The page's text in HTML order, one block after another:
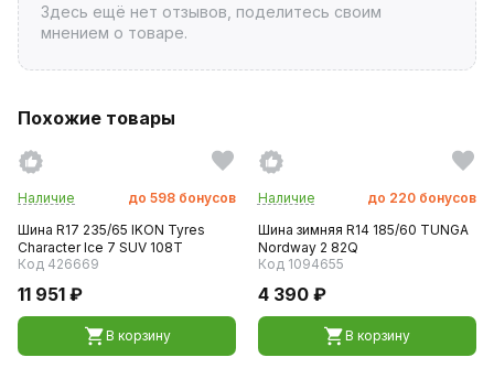
Здесь ещё нет отзывов, поделитесь своим
мнением о товаре.
Похожие товары
Наличие до 598 бонусов
Шина R17 235/65 IKON Tyres
Character Ice 7 SUV 108T
Код 426669
11 951 ₽
В корзину
Наличие до 220 бонусов
Шина зимняя R14 185/60 TUNGA
Nordway 2 82Q
Код 1094655
4 390 ₽
В корзину